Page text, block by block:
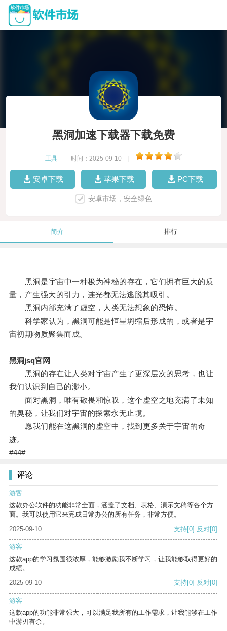
黑洞加速下载器下载免费
工具 时间：2025-09-10
安卓下载 苹果下载 PC下载
安卓市场，安全绿色
简介 排行
黑洞是宇宙中一种极为神秘的存在，它们拥有巨大的质
量，产生强大的引力，连光都无法逃脱其吸引。
黑洞内部充满了虚空，人类无法想象的恐怖。
科学家认为，黑洞可能是恒星坍缩后形成的，或者是宇
宙初期物质聚集而成。
黑洞jsq官网
黑洞的存在让人类对宇宙产生了更深层次的思考，也让
我们认识到自己的渺小。
面对黑洞，唯有敬畏和惊叹，这个虚空之地充满了未知
的奥秘，让我们对宇宙的探索永无止境。
愿我们能在这黑洞的虚空中，找到更多关于宇宙的奇
迹。
#44#
评论
游客
这款办公软件的功能非常全面，涵盖了文档、表格、演示文稿等各个方
面。我可以使用它来完成日常办公的所有任务，非常方便。
2025-09-10
支持[0] 反对[0]
游客
这款app的学习氛围很浓厚，能够激励我不断学习，让我能够取得更好的
成绩。
2025-09-10
支持[0] 反对[0]
游客
这款app的功能非常强大，可以满足我所有的工作需求，让我能够在工作
中游刃有余。